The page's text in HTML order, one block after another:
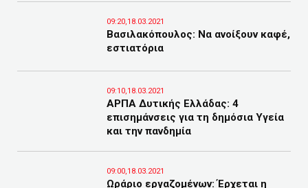
09:20,18.03.2021
Βασιλακόπουλος: Να ανοίξουν καφέ,
εστιατόρια
09:10,18.03.2021
ΑΡΠΑ Δυτικής Ελλάδας: 4
επισημάνσεις για τη δημόσια Υγεία
και την πανδημία
09:00,18.03.2021
Ωράριο εργαζομένων: Έρχεται η